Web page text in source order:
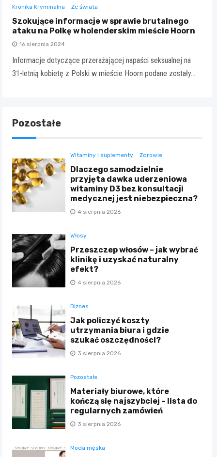
Kronika Kryminalna Ze świata
Szokujące informacje w sprawie brutalnego
ataku na Polkę w holenderskim mieście Hoorn
16 sierpnia 2024
Informacje dotyczące przerażającej napaści seksualnej na
31-letnią kobietę z Polski w mieście Hoorn podane zostały…
Pozostałe
Witaminy i suplementy Zdrowie
Dlaczego samodzielnie
przyjęta dawka uderzeniowa
witaminy D3 bez konsultacji
medycznej jest niebezpieczna?
4 sierpnia 2026
Włosy
Przeszczep włosów – jak wybrać
klinikę i uzyskać naturalny
efekt?
4 sierpnia 2026
Biznes
Jak policzyć koszty
utrzymania biura i gdzie
szukać oszczędności?
3 sierpnia 2026
Pozostałe
Materiały biurowe, które
kończą się najszybciej – lista do
regularnych zamówień
3 sierpnia 2026
Moda męska